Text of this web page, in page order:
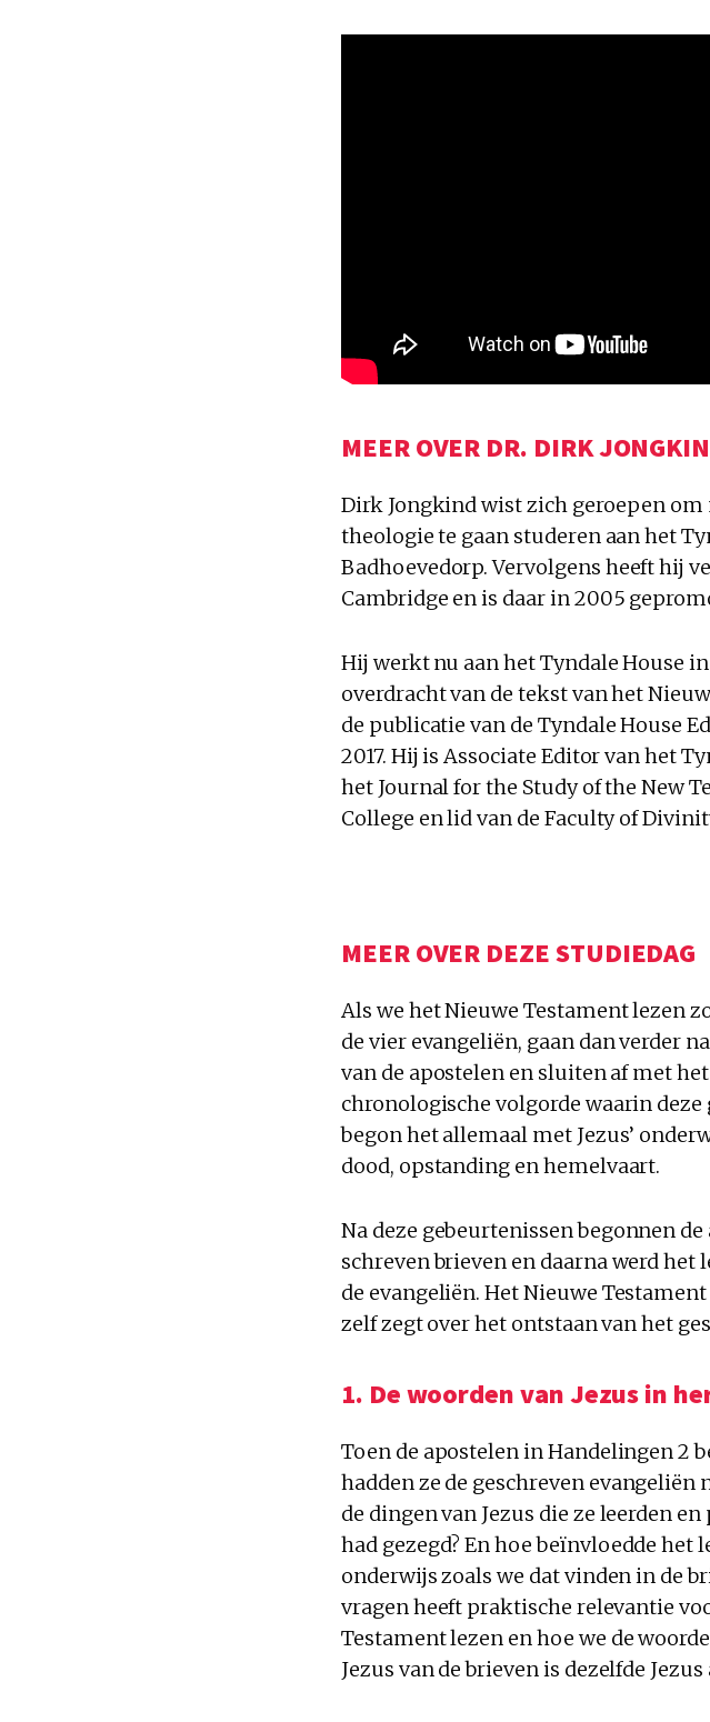
MEER OVER DR. DIRK
Dirk Jongkind wist zich geroepen
theologie te gaan studeren aan het
Badhoevedorp. Vervolgens heeft hij
Cambridge en is daar in 2005
Hij werkt nu aan het Tyndale House
overdracht van de tekst van het
de publicatie van de Tyndale House
2017. Hij is Associate Editor van het
het Journal for the Study of the New
College en lid van de Faculty of
MEER OVER DEZE STUDIEDAG
Als we het Nieuwe Testament lezen
de vier evangeliën, gaan dan verder
van de apostelen en sluiten af met
chronologische volgorde waarin
begon het allemaal met Jezus’
dood, opstanding en hemelvaart.
Na deze gebeurtenissen begonnen
schreven brieven en daarna werd het
de evangeliën. Het Nieuwe
zelf zegt over het ontstaan van het
1. De woorden van Jezus in
Toen de apostelen in Handelingen 2
hadden ze de geschreven
de dingen van Jezus die ze leerden
had gezegd? En hoe beïnvloedde het
onderwijs zoals we dat vinden in de
vragen heeft praktische relevantie
Testament lezen en hoe we de
Jezus van de brieven is dezelfde